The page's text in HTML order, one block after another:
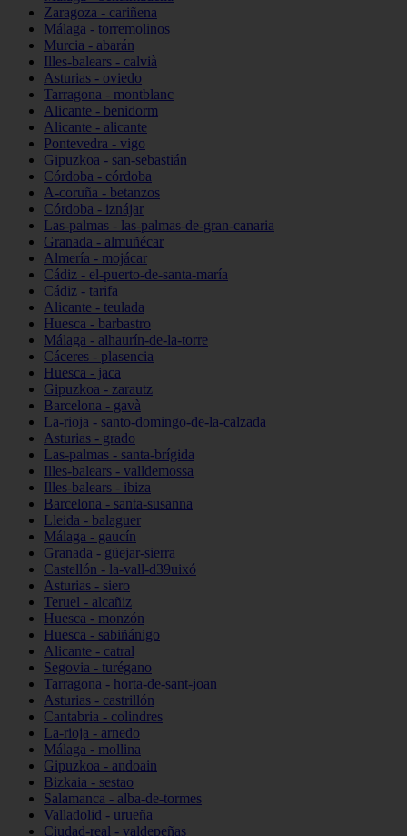
Zaragoza - cariñena
Málaga - torremolinos
Murcia - abarán
Illes-balears - calvià
Asturias - oviedo
Tarragona - montblanc
Alicante - benidorm
Alicante - alicante
Pontevedra - vigo
Gipuzkoa - san-sebastián
Córdoba - córdoba
A-coruña - betanzos
Córdoba - iznájar
Las-palmas - las-palmas-de-gran-canaria
Granada - almuñécar
Almería - mojácar
Cádiz - el-puerto-de-santa-maría
Cádiz - tarifa
Alicante - teulada
Huesca - barbastro
Málaga - alhaurín-de-la-torre
Cáceres - plasencia
Huesca - jaca
Gipuzkoa - zarautz
Barcelona - gavà
La-rioja - santo-domingo-de-la-calzada
Asturias - grado
Las-palmas - santa-brígida
Illes-balears - valldemossa
Illes-balears - ibiza
Barcelona - santa-susanna
Lleida - balaguer
Málaga - gaucín
Granada - güejar-sierra
Castellón - la-vall-d39uixó
Asturias - siero
Teruel - alcañiz
Huesca - monzón
Huesca - sabiñánigo
Alicante - catral
Segovia - turégano
Tarragona - horta-de-sant-joan
Asturias - castrillón
Cantabria - colindres
La-rioja - arnedo
Málaga - mollina
Gipuzkoa - andoain
Bizkaia - sestao
Salamanca - alba-de-tormes
Valladolid - urueña
Ciudad-real - valdepeñas